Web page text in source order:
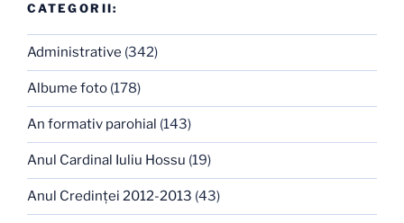
CATEGORII:
Administrative (342)
Albume foto (178)
An formativ parohial (143)
Anul Cardinal Iuliu Hossu (19)
Anul Credinţei 2012-2013 (43)